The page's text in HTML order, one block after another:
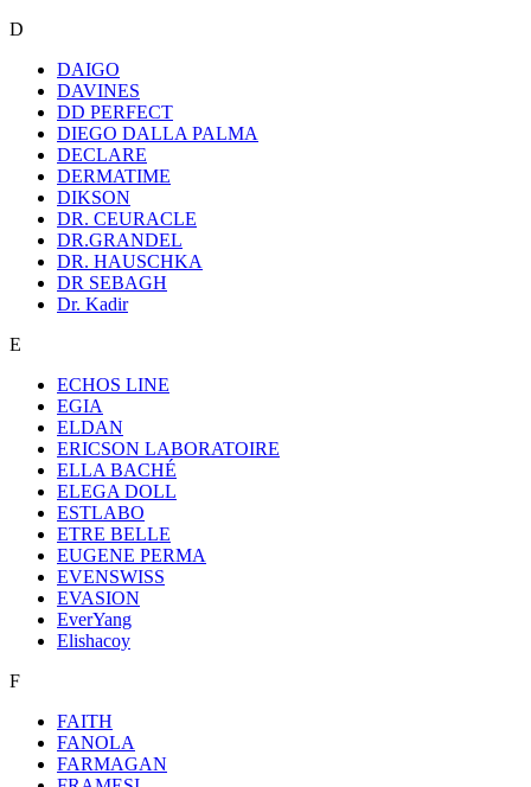
D
DAIGO
DAVINES
DD PERFECT
DIEGO DALLA PALMA
DECLARE
DERMATIME
DIKSON
DR. CEURACLE
DR.GRANDEL
DR. HAUSCHKA
DR SEBAGH
Dr. Kadir
E
ECHOS LINE
EGIA
ELDAN
ERICSON LABORATOIRE
ELLA BACHÉ
ELEGA DOLL
ESTLABO
ETRE BELLE
EUGENE PERMA
EVENSWISS
EVASION
EverYang
Elishacoy
F
FAITH
FANOLA
FARMAGAN